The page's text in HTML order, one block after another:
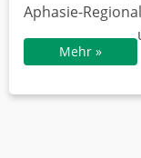
Aphasie-
Mehr »